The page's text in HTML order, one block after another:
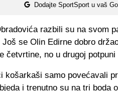
Dodajte SportSport u vaš
razbili su na svom
se Olin Edirne dobro
četvrtine, no u drugoj
košarkaši samo povećavali
i trenutno su na tri boda